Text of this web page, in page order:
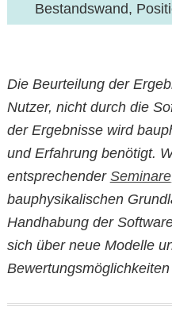
Bestandswand,
Die Beurteilung der
Nutzer, nicht durch die
der Ergebnisse wird
und Erfahrung benötigt.
entsprechender Seminare
bauphysikalischen
Handhabung der
sich über neue Modelle